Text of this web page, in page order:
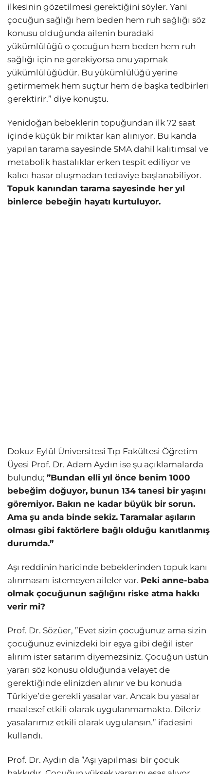
ilkesinin gözetilmesi gerektiğini söyler. Yani
çocuğun sağlığı hem beden hem ruh sağlığı söz
konusu olduğunda ailenin buradaki
yükümlülüğü o çocuğun hem beden hem ruh
sağlığı için ne gerekiyorsa onu yapmak
yükümlülüğüdür. Bu yükümlülüğü yerine
getirmemek hem suçtur hem de başka tedbirleri
gerektirir.” diye konuştu.
Yenidoğan bebeklerin topuğundan ilk 72 saat
içinde küçük bir miktar kan alınıyor. Bu kanda
yapılan tarama sayesinde SMA dahil kalıtımsal ve
metabolik hastalıklar erken tespit ediliyor ve
kalıcı hasar oluşmadan tedaviye başlanabiliyor.
Topuk kanından tarama sayesinde her yıl
binlerce bebeğin hayatı kurtuluyor.
Dokuz Eylül Üniversitesi Tıp Fakültesi Öğretim
Üyesi Prof. Dr. Adem Aydın ise şu açıklamalarda
bulundu; ”Bundan elli yıl önce benim 1000
bebeğim doğuyor, bunun 134 tanesi bir yaşını
göremiyor. Bakın ne kadar büyük bir sorun.
Ama şu anda binde sekiz. Taramalar aşıların
olması gibi faktörlere bağlı olduğu kanıtlanmış
durumda.”
Aşı reddinin haricinde bebeklerinden topuk kanı
alınmasını istemeyen aileler var. Peki anne-baba
olmak çocuğunun sağlığını riske atma hakkı
verir mi?
Prof. Dr. Sözüer, ”Evet sizin çocuğunuz ama sizin
çocuğunuz evinizdeki bir eşya gibi değil ister
alırım ister satarım diyemezsiniz. Çocuğun üstün
yararı söz konusu olduğunda velayet de
gerektiğinde elinizden alınır ve bu konuda
Türkiye’de gerekli yasalar var. Ancak bu yasalar
maalesef etkili olarak uygulanmamakta. Dileriz
yasalarımız etkili olarak uygulansın.” ifadesini
kullandı.
Prof. Dr. Aydın da ”Aşı yapılması bir çocuk